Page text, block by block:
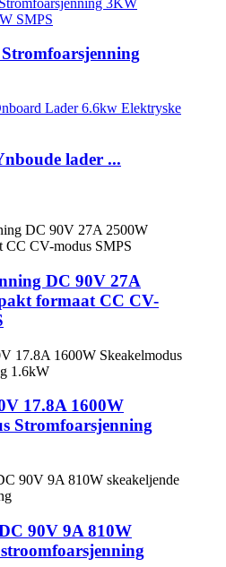
lader ...
DC 90V 27A
formaat CC CV-
17.8A 1600W
Stromfoarsjenning
90V 9A 810W